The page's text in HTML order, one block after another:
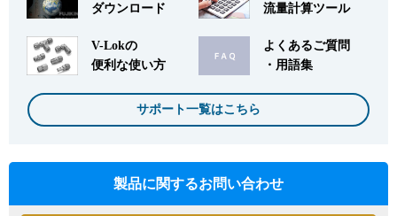
ダウンロード
流量計算ツール
V-Lokの
便利な使い方
よくあるご質問
・用語集
サポート一覧はこちら
製品に関するお問い合わせ